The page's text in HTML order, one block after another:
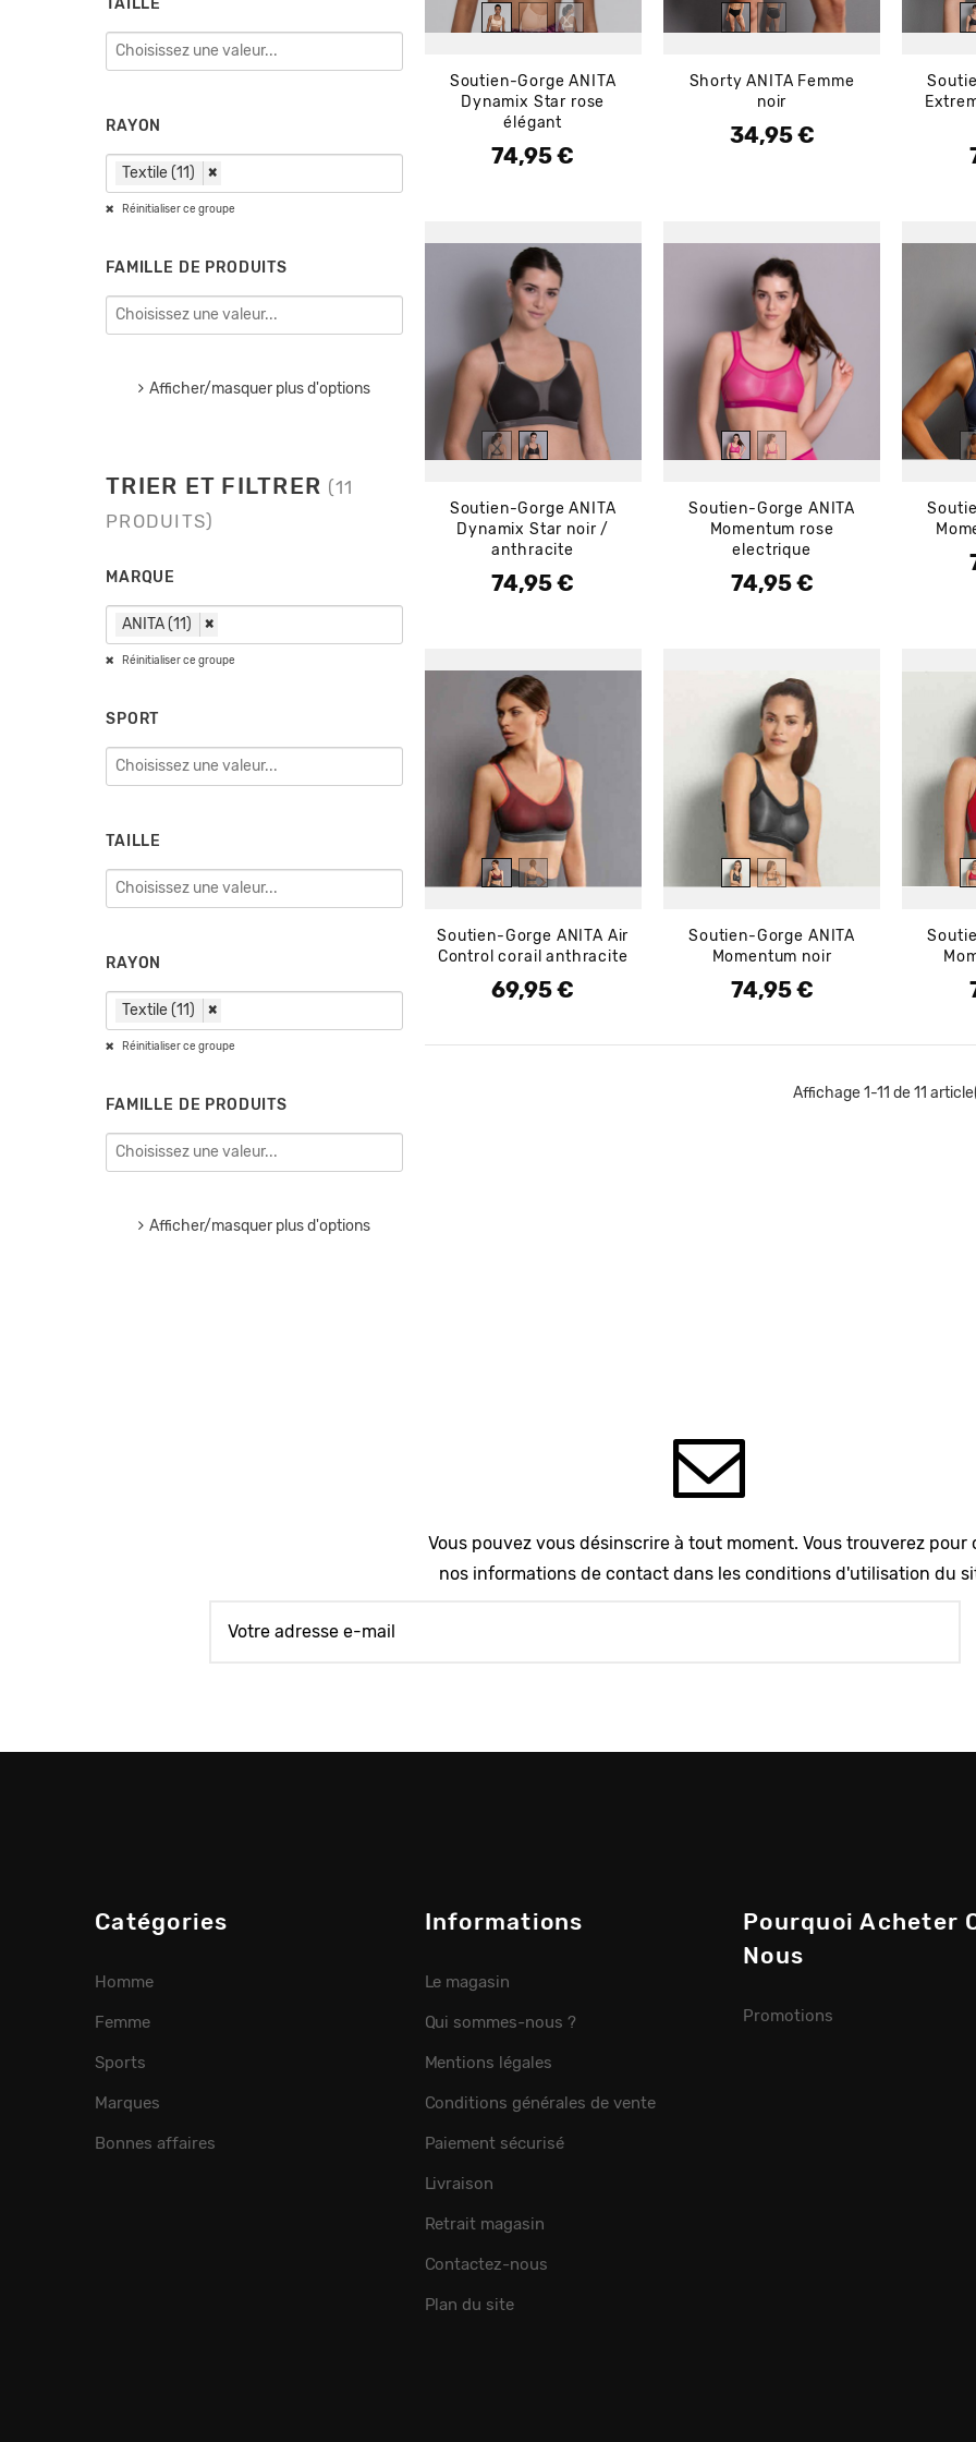
TAILLE
RAYON
Textile (11) ×
Réinitialiser ce groupe
FAMILLE DE PRODUITS
Afficher/masquer plus d'options
TRIER ET FILTRER (11
PRODUITS)
MARQUE
ANITA (11) ×
Réinitialiser ce groupe
SPORT
TAILLE
RAYON
Textile (11) ×
Réinitialiser ce groupe
FAMILLE DE PRODUITS
Afficher/masquer plus d'options
Soutien-Gorge ANITA
Dynamix Star rose
élégant
Prix
74,95 €
Shorty ANITA Femme
noir
Prix
34,95 €
Soutien-Gorge ANITA
Dynamix Star noir /
anthracite
Prix
74,95 €
Soutien-Gorge ANITA
Momentum rose
electrique
Prix
74,95 €
Soutien-Gorge ANITA Air
Control corail anthracite
Prix
69,95 €
Soutien-Gorge ANITA
Momentum noir
Prix
74,95 €
Affichage 1-11 de 11
Vous pouvez vous désinscrire à tout moment. Vous trouverez pour
nos informations de contact dans les conditions d'utilisation du
Catégories
Homme
Femme
Sports
Marques
Bonnes affaires
Informations
Le magasin
Qui sommes-nous ?
Mentions légales
Conditions générales de vente
Paiement sécurisé
Livraison
Retrait magasin
Contactez-nous
Plan du site
Pourquoi Acheter
Nous
Promotions